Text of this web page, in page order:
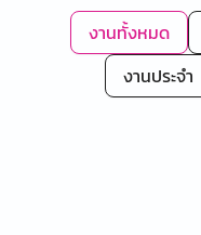
งานทั้งหมด
งานประจำ